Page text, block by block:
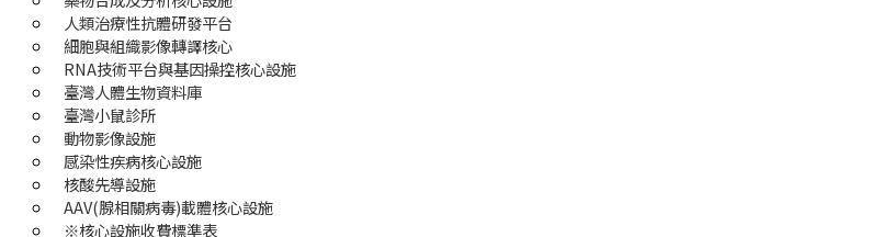
人類治療性抗體研發平台
細胞與組織影像轉譯核心
RNA技術平台與基因操控核心設施
臺灣人體生物資料庫
臺灣小鼠診所
動物影像設施
感染性疾病核心設施
核酸先導設施
AAV(腺相關病毒)載體核心設施
※核心設施收費標準表